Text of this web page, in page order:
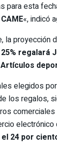
para esta
«, indicó
la proyección
25% regalará
Artículos
elegidos
los regalos,
electrónico
24 por